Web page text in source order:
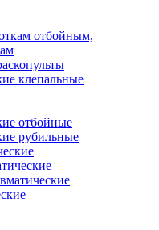
отбойным,
клепальные
отбойные
рубильные